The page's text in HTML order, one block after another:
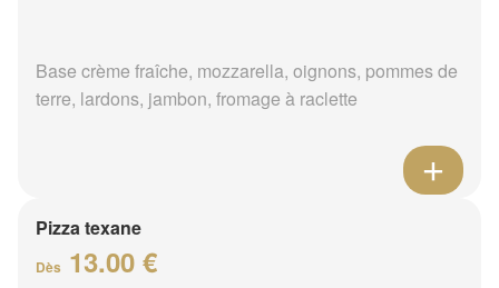
Base crème fraîche, mozzarella, oignons, pommes de
terre, lardons, jambon, fromage à raclette
Pizza texane
Dès 13.00 €